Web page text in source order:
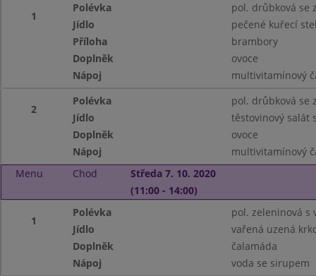
1
Polévka
pol. drůbková se
Jídlo
pečené kuřecí
Příloha
brambory
Doplněk
ovoce
Nápoj
multivitamínový
2
Polévka
pol. drůbková se
Jídlo
těstovinový salát
Doplněk
ovoce
Nápoj
multivitamínový
Menu
Chod
Středa 7. 10. 2020
(11:00 - 14:00)
1
Polévka
pol. zeleninová s
Jídlo
vařená uzená
Doplněk
čalamáda
Nápoj
voda se sirupem